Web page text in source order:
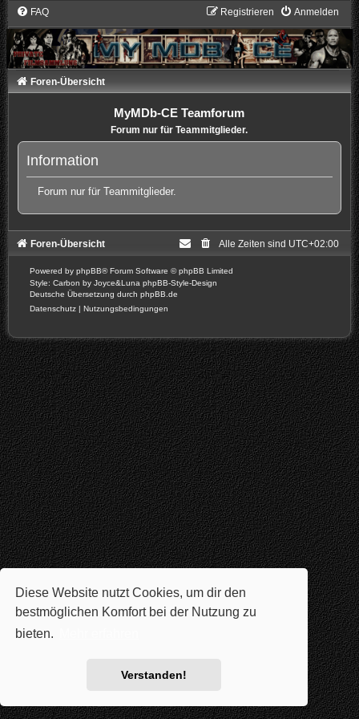
Diese Website nutzt Cookies, um dir den
bestmöglichen Komfort bei der Nutzung zu
bieten.
Verstanden!
FAQ Anmelden
Registrieren
Foren-Übersicht
MyMDb-CE Teamforum
Forum nur für Teammitglieder.
Information
Forum nur für Teammitglieder.
Foren-Übersicht Alle Zeiten sind UTC+02:00
Powered by phpBB® Forum Software © phpBB Limited
Style: Carbon by Joyce&Luna phpBB-Style-Design
Deutsche Übersetzung durch phpBB.de
Datenschutz | Nutzungsbedingungen